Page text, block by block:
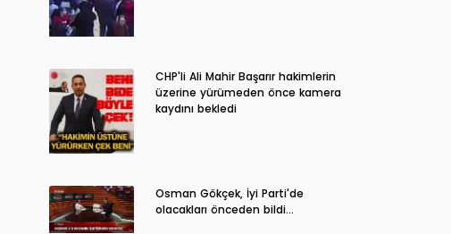
CHP'li Ali Mahir Başarır hakimlerin
üzerine yürümeden önce kamera
kaydını bekledi
Osman Gökçek, İyi Parti'de
olacakları önceden bildi...